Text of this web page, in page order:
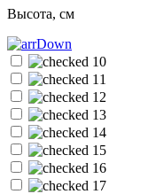
Высота, см
10
11
12
13
14
15
16
17